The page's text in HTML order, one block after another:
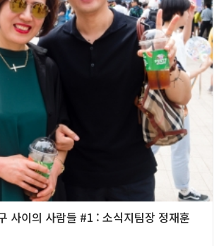
사이의 사람들 #1 : 소식지팀장 정재훈